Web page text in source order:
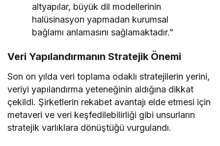
altyapılar, büyük dil modellerinin
halüsinasyon yapmadan kurumsal
bağlamı anlamasını sağlamaktadır.”
Veri Yapılandırmanın Stratejik Önemi
Son on yılda veri toplama odaklı stratejilerin yerini,
veriyi yapılandırma yeteneğinin aldığına dikkat
çekildi. Şirketlerin rekabet avantajı elde etmesi için
metaveri ve veri keşfedilebilirliği gibi unsurların
stratejik varlıklara dönüştüğü vurgulandı.